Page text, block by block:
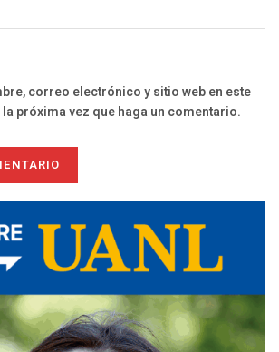
correo electrónico y sitio web en este
próxima vez que haga un comentario.